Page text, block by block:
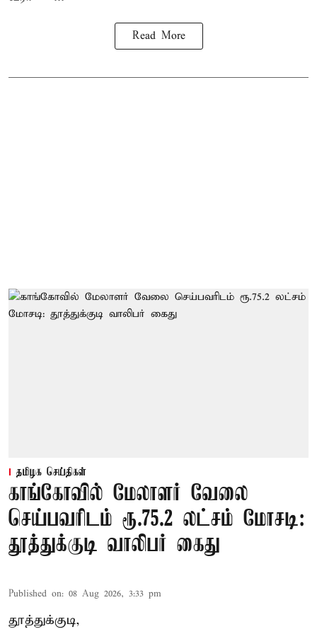
Read More
தமிழக செய்திகள்
காங்கோவில் மேலாளர் வேலை
செய்பவரிடம் ரூ.75.2 லட்சம் மோசடி:
தூத்துக்குடி வாலிபர் கைது
Published on: 08 Aug 2026, 3:33 pm
தூத்துக்குடி,